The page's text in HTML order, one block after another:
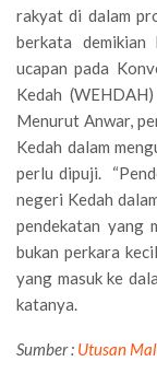
rakyat di dalam
berkata demikian
ucapan pada
Kedah
Menurut Anwar,
Kedah dalam
perlu dipuji.
negeri Kedah
pendekatan yang
bukan perkara
yang masuk ke
katanya.
Sumber : Utusan